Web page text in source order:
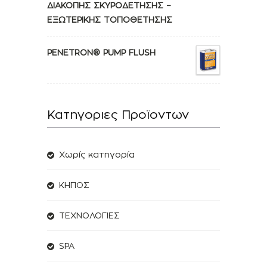
ΔΙΑΚΟΠΗΣ ΣΚΥΡΟΔΕΤΗΣΗΣ –
ΕΞΩΤΕΡΙΚΗΣ ΤΟΠΟΘΕΤΗΣΗΣ
PENETRON® PUMP FLUSH
Κατηγοριες Προϊοντων
Χωρίς κατηγορία
ΚΗΠΟΣ
ΤΕΧΝΟΛΟΓΙΕΣ
SPA